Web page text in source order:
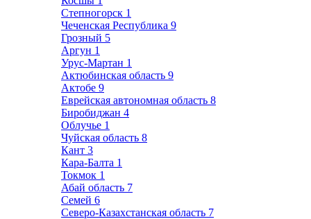
Степногорск 1
Чеченская Республика 9
Грозный 5
Аргун 1
Урус-Мартан 1
Актюбинская область 9
Актобе 9
Еврейская автономная область 8
Биробиджан 4
Облучье 1
Чуйская область 8
Кант 3
Кара-Балта 1
Токмок 1
Абай область 7
Семей 6
Северо-Казахстанская область 7